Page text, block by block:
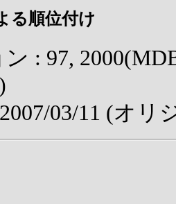
る順位付け
: 97,
2007/03/11 (オリ